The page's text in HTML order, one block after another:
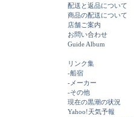
配送と返品について
商品の配送について
店舗ご案内
お問い合わせ
Guide Album
リンク集
-船宿
-メーカー
-その他
現在の黒潮の状況
Yahoo!天気予報